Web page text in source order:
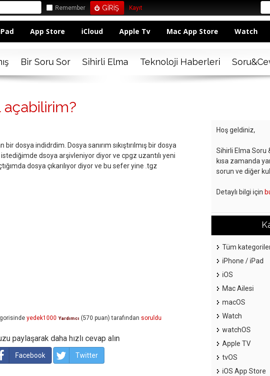
Remember Kayıt
App Store iCloud Apple Tv Mac App Store Watch
Bir Soru Sor Sihirli Elma Teknoloji Haberleri
açabilirim?
dosya indidrdim. Dosya sanırım sıkıştırılmış bir dosya
istediğimde dsoya arşivleniyor diyor ve cpgz uzantılı yeni
dosya çıkarılıyor diyor ve bu sefer yine .tgz
yedek1000 Yardımcı (570 puan) tarafından soruldu
paylaşarak daha hızlı cevap alın
Facebook Twitter
Hoş geldiniz,
Sihirli Elma Soru
kısa zamanda
sorun ve diğer
Detaylı bilgi için
Tüm
iPhone / iPad
iOS
Mac Ailesi
macOS
Watch
watchOS
Apple TV
tvOS
iOS App Store